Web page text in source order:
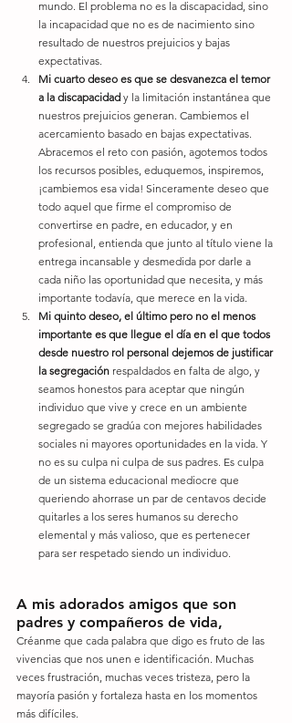
mundo. El problema no es la discapacidad, sino
la incapacidad que no es de nacimiento sino
resultado de nuestros prejuicios y bajas
expectativas.
Mi cuarto deseo es que se desvanezca el temor
a la discapacidad y la limitación instantánea que
nuestros prejuicios generan. Cambiemos el
acercamiento basado en bajas expectativas.
Abracemos el reto con pasión, agotemos todos
los recursos posibles, eduquemos, inspiremos,
¡cambiemos esa vida! Sinceramente deseo que
todo aquel que firme el compromiso de
convertirse en padre, en educador, y en
profesional, entienda que junto al título viene la
entrega incansable y desmedida por darle a
cada niño las oportunidad que necesita, y más
importante todavía, que merece en la vida.
Mi quinto deseo, el último pero no el menos
importante es que llegue el día en el que todos
desde nuestro rol personal dejemos de justificar
la segregación respaldados en falta de algo, y
seamos honestos para aceptar que ningún
individuo que vive y crece en un ambiente
segregado se gradúa con mejores habilidades
sociales ni mayores oportunidades en la vida. Y
no es su culpa ni culpa de sus padres. Es culpa
de un sistema educacional mediocre que
queriendo ahorrase un par de centavos decide
quitarles a los seres humanos su derecho
elemental y más valioso, que es pertenecer
para ser respetado siendo un individuo.
A mis adorados amigos que son
padres y compañeros de vida,
Créanme que cada palabra que digo es fruto de las
vivencias que nos unen e identificación. Muchas
veces frustración, muchas veces tristeza, pero la
mayoría pasión y fortaleza hasta en los momentos
más difíciles.